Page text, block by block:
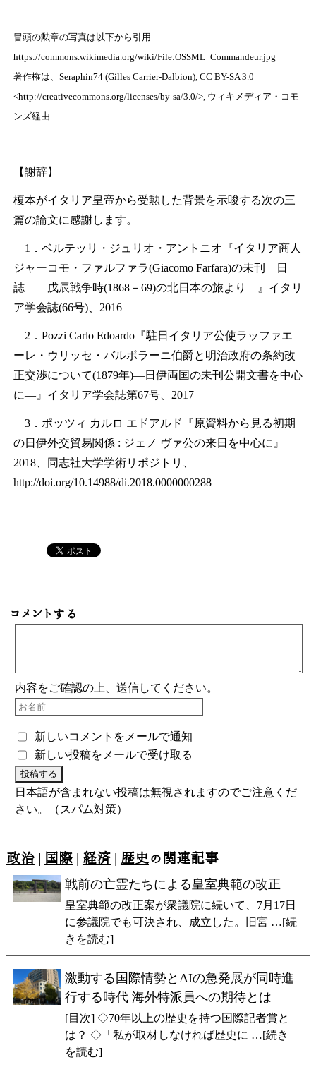
冒頭の勲章の写真は以下から引用
https://commons.wikimedia.org/wiki/File:OSSML_Commandeur.jpg
著作権は、Seraphin74 (Gilles Carrier-Dalbion), CC BY-SA 3.0
<http://creativecommons.org/licenses/by-sa/3.0/>, ウィキメディア・コモ
ンズ経由
【謝辞】
榎本がイタリア皇帝から受勲した背景を示唆する次の三
篇の論文に感謝します。
1．ベルテッリ・ジュリオ・アントニオ『イタリア商人
ジャーコモ・ファルファラ(Giacomo Farfara)の未刊 日
誌 ―戊辰戦争時(1868－69)の北日本の旅より―』イタリ
ア学会誌(66号)、2016
2．Pozzi Carlo Edoardo『駐日イタリア公使ラッファエ
ーレ・ウリッセ・バルボラーニ伯爵と明治政府の条約改
正交渉について(1879年)―日伊両国の未刊公開文書を中心
に―』イタリア学会誌第67号、2017
3．ポッツィ カルロ エドアルド『原資料から見る初期
の日伊外交貿易関係 : ジェノ ヴァ公の来日を中心に』
2018、同志社大学学術リポジトリ、
http://doi.org/10.14988/di.2018.0000000288
コメントする
内容をご確認の上、送信してください。
新しいコメントをメールで通知
新しい投稿をメールで受け取る
日本語が含まれない投稿は無視されますのでご注意くだ
さい。（スパム対策）
政治| 国際| 経済| 歴史の関連記事
戦前の亡霊たちによる皇室典範の改正
皇室典範の改正案が衆議院に続いて、7月17日
に参議院でも可決され、成立した。旧宮 …[続
きを読む]
激動する国際情勢とAIの急発展が同時進
行する時代 海外特派員への期待とは
[目次] ◇70年以上の歴史を持つ国際記者賞と
は？ ◇「私が取材しなければ歴史に …[続き
を読む]